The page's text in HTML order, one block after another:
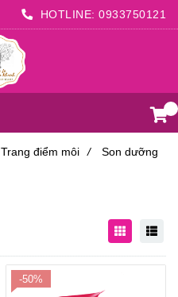
HOTLINE: 0933750121
Trang điểm môi / Son dưỡng
-50%